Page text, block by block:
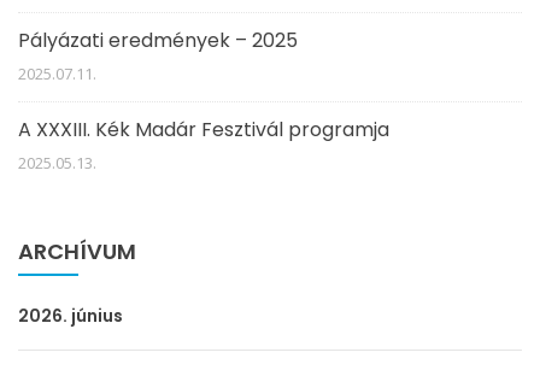
Pályázati eredmények – 2025
2025.07.11.
A XXXIII. Kék Madár Fesztivál programja
2025.05.13.
ARCHÍVUM
2026. június